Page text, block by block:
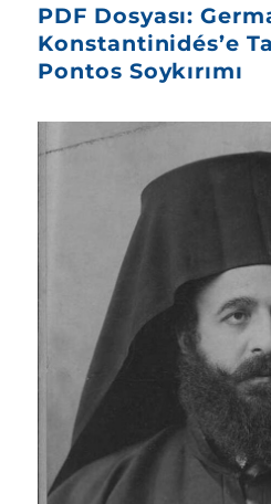
PDF Dosyası:
Konstantinidés’e
Pontos Soykırımı